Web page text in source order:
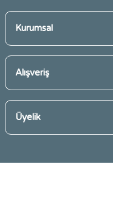
Kurumsal
Alışveriş
Üyelik